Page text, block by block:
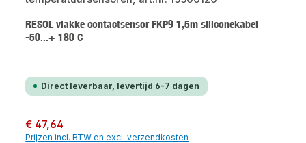
RESOL vlakke contactsensor FKP9 1,5m siliconekabel
-50...+ 180 C
Direct leverbaar, levertijd 6-7 dagen
Normale prijs:
€ 47,64
Prijzen incl. BTW en excl. verzendkosten